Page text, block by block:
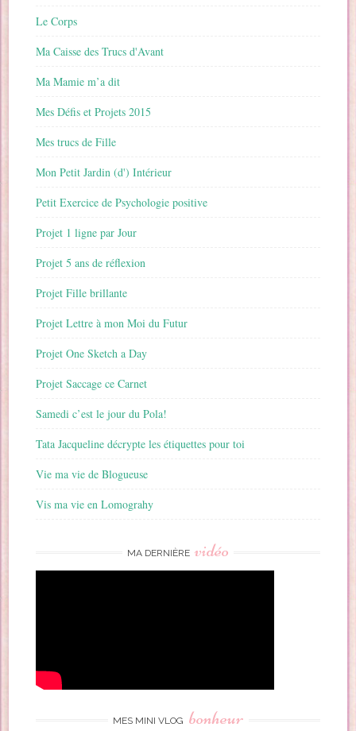
Le Corps
Ma Caisse des Trucs d'Avant
Ma Mamie m’a dit
Mes Défis et Projets 2015
Mes trucs de Fille
Mon Petit Jardin (d') Intérieur
Petit Exercice de Psychologie positive
Projet 1 ligne par Jour
Projet 5 ans de réflexion
Projet Fille brillante
Projet Lettre à mon Moi du Futur
Projet One Sketch a Day
Projet Saccage ce Carnet
Samedi c’est le jour du Pola!
Tata Jacqueline décrypte les étiquettes pour toi
Vie ma vie de Blogueuse
Vis ma vie en Lomograhy
MA DERNIÈRE vidéo
MES MINI VLOG bonheur